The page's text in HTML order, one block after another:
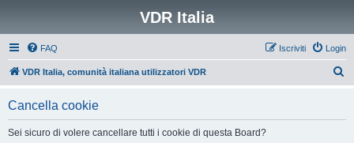
VDR Italia
FAQ Login
Iscriviti
VDR Italia, comunità italiana utilizzatori VDR
Cancella cookie
Sei sicuro di volere cancellare tutti i cookie di questa Board?